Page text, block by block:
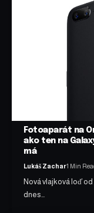
Fotoaparát na
ako ten na
má
Lukáš Zachar1 Min
Nová vlajková loď
dnes…